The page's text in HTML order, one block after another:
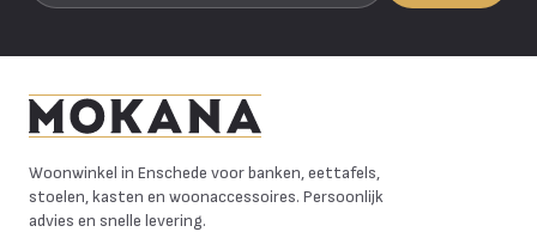
Woonwinkel in Enschede voor banken, eettafels,
stoelen, kasten en woonaccessoires. Persoonlijk
advies en snelle levering.